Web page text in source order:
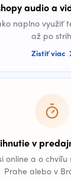
audio a
naplno využiť
až po
Zistiť viac
v
online a o chvíľu
Prahe alebo v